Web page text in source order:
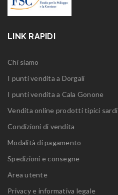
LINK RAPIDI
Chi siamo
I punti vendita a Dorgali
I punti vendita a Cala Gonone
Vendita online prodotti tipici sardi
Condizioni di vendita
Modalità di pagamento
Spedizioni e consegne
Area utente
Privacy e informativa legale